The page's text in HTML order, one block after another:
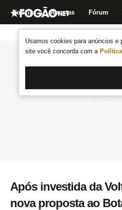
Usamos cookies para anúncios e
site você concorda com a
Notícias Apostas Fórum
Após investida da
nova proposta ao